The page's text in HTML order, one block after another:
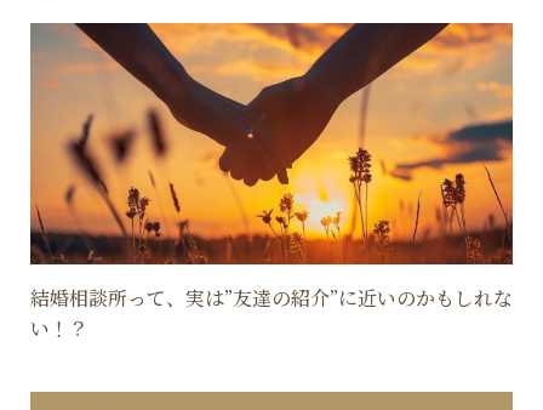
結婚相談所って、実は”友達の紹介”に近いのかもしれな
い！？